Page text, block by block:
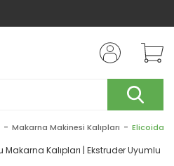
Makarna Makinesi Kalıpları Elicoidali